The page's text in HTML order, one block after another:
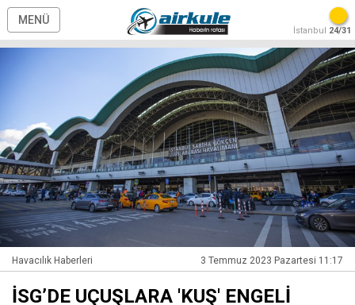
MENÜ
İstanbul 24/31
Havacılık Haberleri 3 Temmuz 2023 Pazartesi 11:17
İSG’DE UÇUŞLARA 'KUŞ' ENGELİ